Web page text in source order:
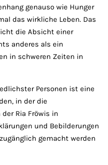
genauso wie Hunger
das wirkliche Leben. Das
die Absicht einer
anderes als ein
in schweren Zeiten in
Personen ist eine
in der die
Ria Fröwis in
und Bebilderungen
gemacht werden